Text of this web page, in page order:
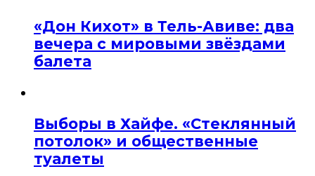
«Дон Кихот» в Тель-Авиве: два
вечера с мировыми звёздами
балета
Выборы в Хайфе. «Стеклянный
потолок» и общественные
туалеты